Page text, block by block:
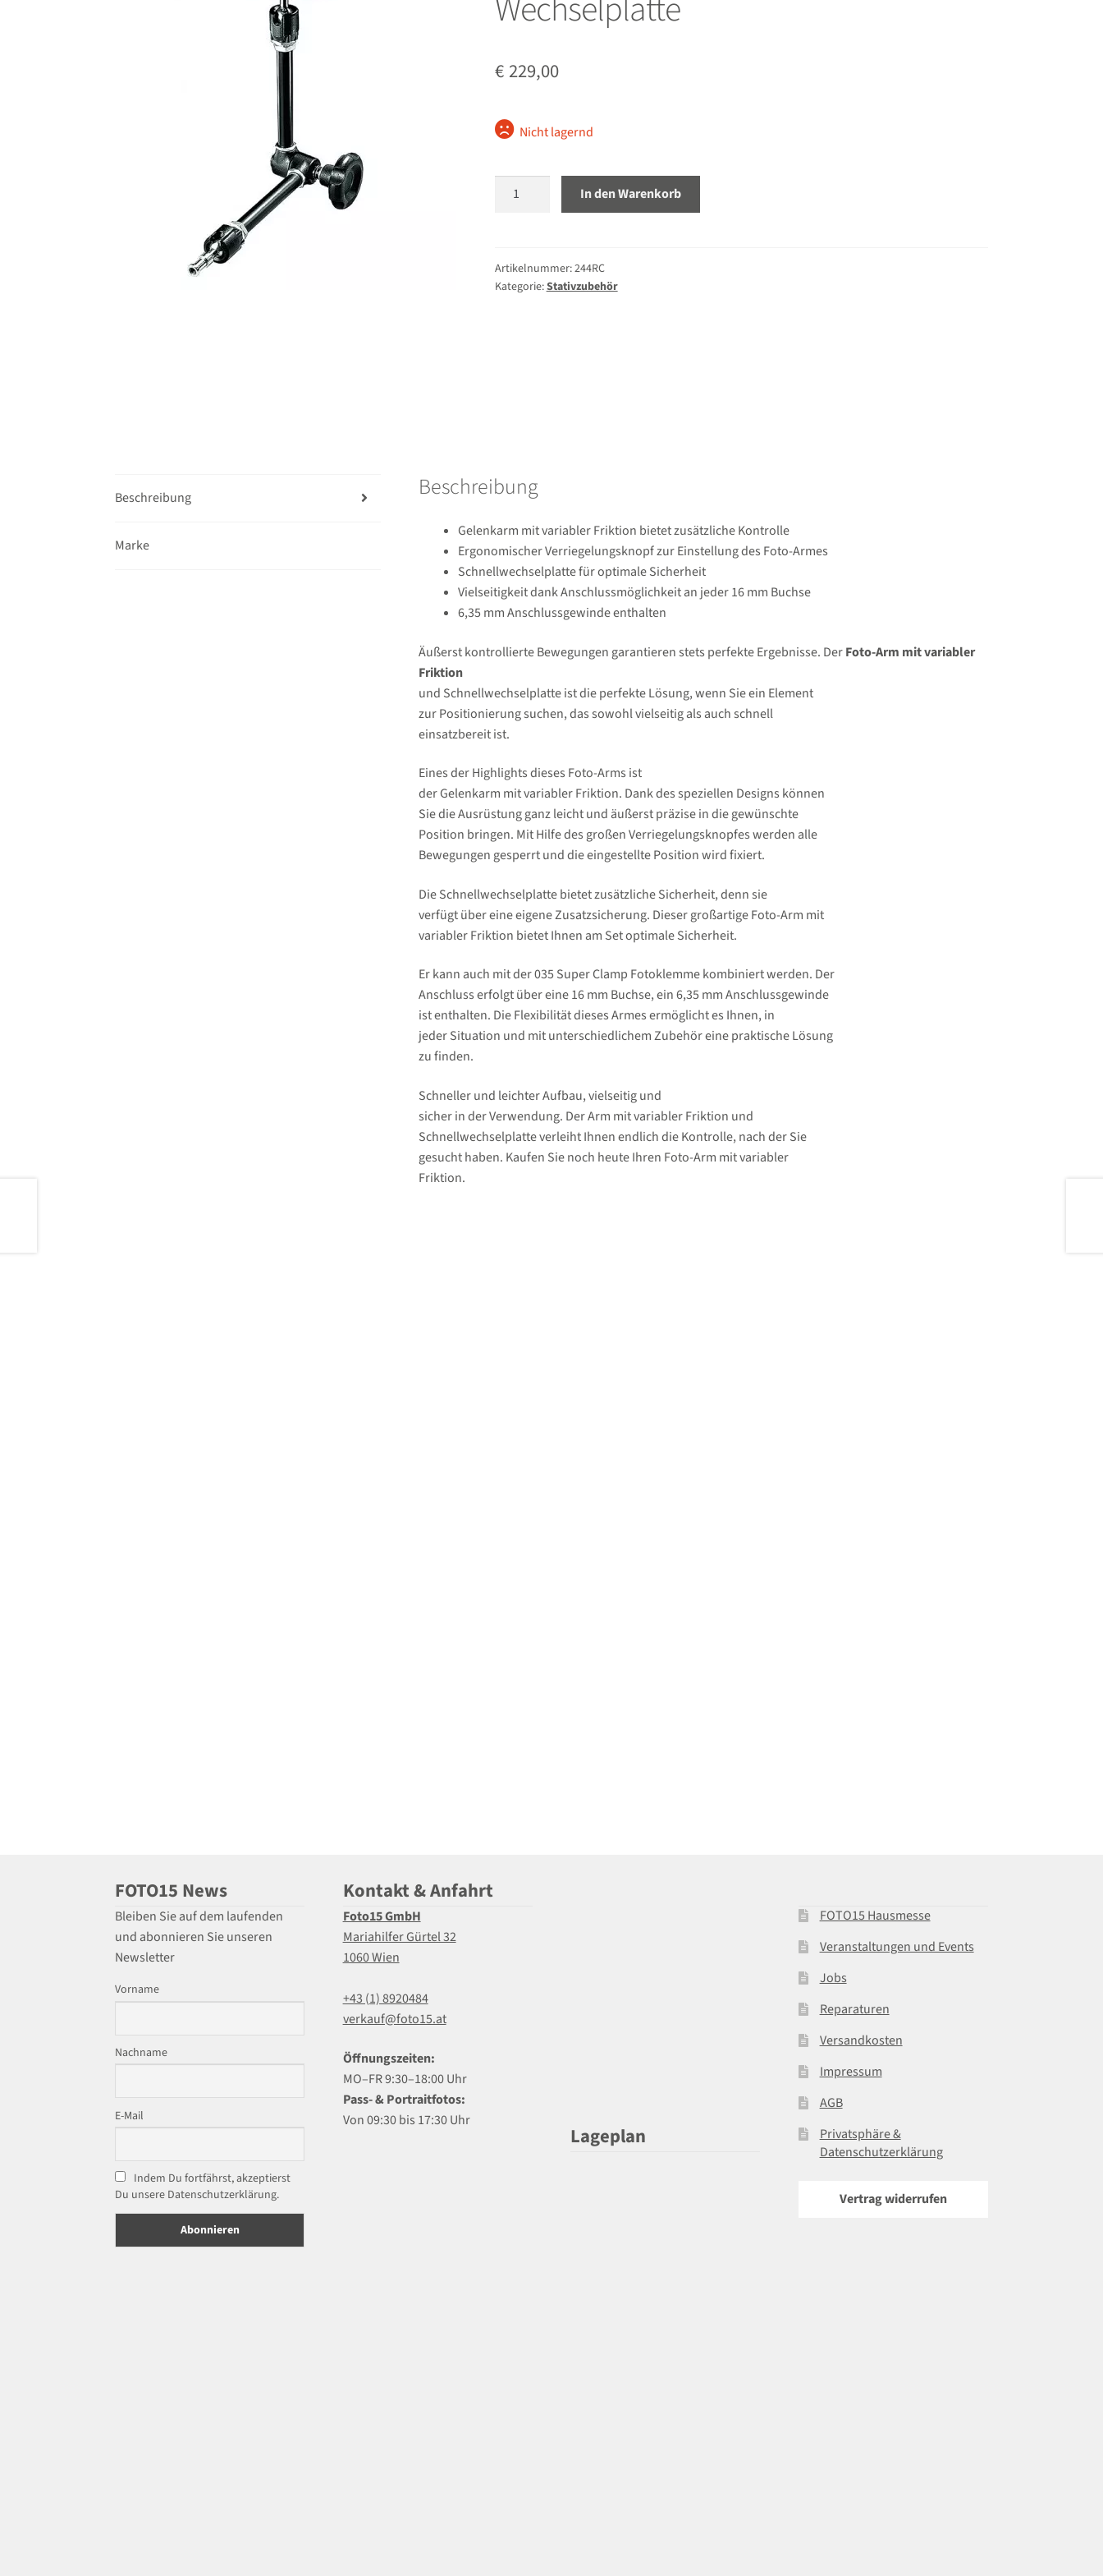
Wechselplatte
€ 229,00
Nicht lagernd
Manfrotto
mit
Wechselplatte
In den Warenkorb
Artikelnummer:244RC
Kategorie:Stativzubehör
Beschreibung
Marke
Beschreibung
Gelenkarm mit variabler Friktion bietet zusätzliche Kontrolle
Ergonomischer Verriegelungsknopf zur Einstellung des Foto-Armes
Schnellwechselplatte für optimale Sicherheit
Vielseitigkeit dank Anschlussmöglichkeit an jeder 16 mm Buchse
6,35 mm Anschlussgewinde enthalten
Äußerst kontrollierte Bewegungen garantieren stets perfekte Ergebnisse. DerFoto-Arm mit variabler
Friktion
und Schnellwechselplatte ist die perfekte Lösung, wenn Sie ein Element
zur Positionierung suchen, das sowohl vielseitig als auch schnell
einsatzbereit ist.
Eines der Highlights dieses Foto-Arms ist
der Gelenkarm mit variabler Friktion. Dank des speziellen Designs können
Sie die Ausrüstung ganz leicht und äußerst präzise in die gewünschte
Position bringen. Mit Hilfe des großen Verriegelungsknopfes werden alle
Bewegungen gesperrt und die eingestellte Position wird fixiert.
Die Schnellwechselplatte bietet zusätzliche Sicherheit, denn sie
verfügt über eine eigene Zusatzsicherung. Dieser großartige Foto-Arm mit
variabler Friktion bietet Ihnen am Set optimale Sicherheit.
Er kann auch mit der 035 Super Clamp Fotoklemme kombiniert werden. Der
Anschluss erfolgt über eine 16 mm Buchse, ein 6,35 mm Anschlussgewinde
ist enthalten. Die Flexibilität dieses Armes ermöglicht es Ihnen, in
jeder Situation und mit unterschiedlichem Zubehör eine praktische Lösung
zu finden.
Schneller und leichter Aufbau, vielseitig und
sicher in der Verwendung. Der Arm mit variabler Friktion und
Schnellwechselplatte verleiht Ihnen endlich die Kontrolle, nach der Sie
gesucht haben. Kaufen Sie noch heute Ihren Foto-Arm mit variabler
Friktion.
FOTO15 News
Bleiben Sie auf dem laufenden
und abonnieren Sie unseren
Newsletter
Vorname
Nachname
E-Mail
Indem Du fortfährst, akzeptierst
Du unsere Datenschutzerklärung.
Kontakt & Anfahrt
Foto15 GmbH
Mariahilfer Gürtel 32
1060 Wien
+43 (1) 8920484
verkauf@foto15.at
Öffnungszeiten:
MO–FR 9:30–18:00 Uhr
Pass- & Portraitfotos:
Von 09:30 bis 17:30 Uhr
Lageplan
FOTO15 Hausmesse
Veranstaltungen und Events
Jobs
Reparaturen
Versandkosten
Impressum
AGB
Privatsphäre &
Datenschutzerklärung
Vertrag widerrufen